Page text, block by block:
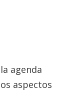
agenda
aspectos